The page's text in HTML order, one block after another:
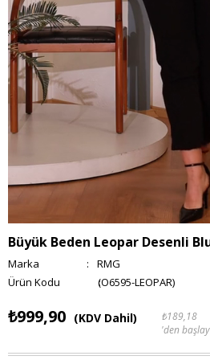
Büyük Beden Leopar Desenli
Marka :
RMG
(O6595-LEOPAR)
₺999,90 (KDV Dahil)
₺189,18
'den